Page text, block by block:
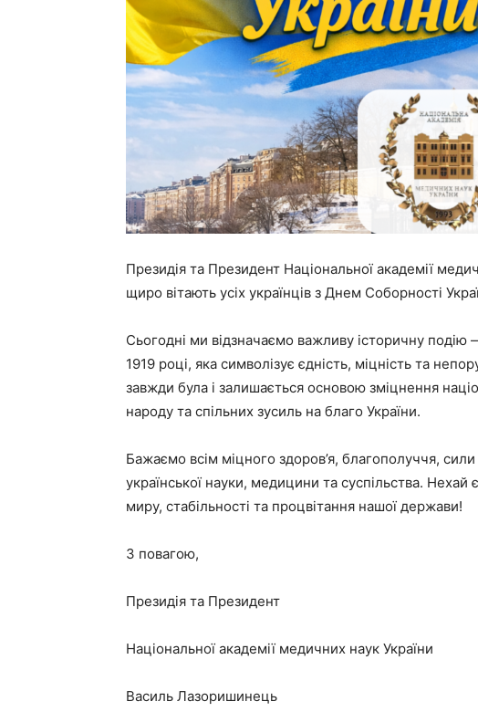
Президія та Президент Національної академії
щиро вітають усіх українців з Днем Соборності
Сьогодні ми відзначаємо важливу історичну
1919 році, яка символізує єдність, міцність та
завжди була і залишається основою зміцнення
народу та спільних зусиль на благо України.
Бажаємо всім міцного здоров’я, благополуччя,
української науки, медицини та суспільства. Нехай
миру, стабільності та процвітання нашої держави!
З повагою,
Президія та Президент
Національної академії медичних наук України
Василь Лазоришинець